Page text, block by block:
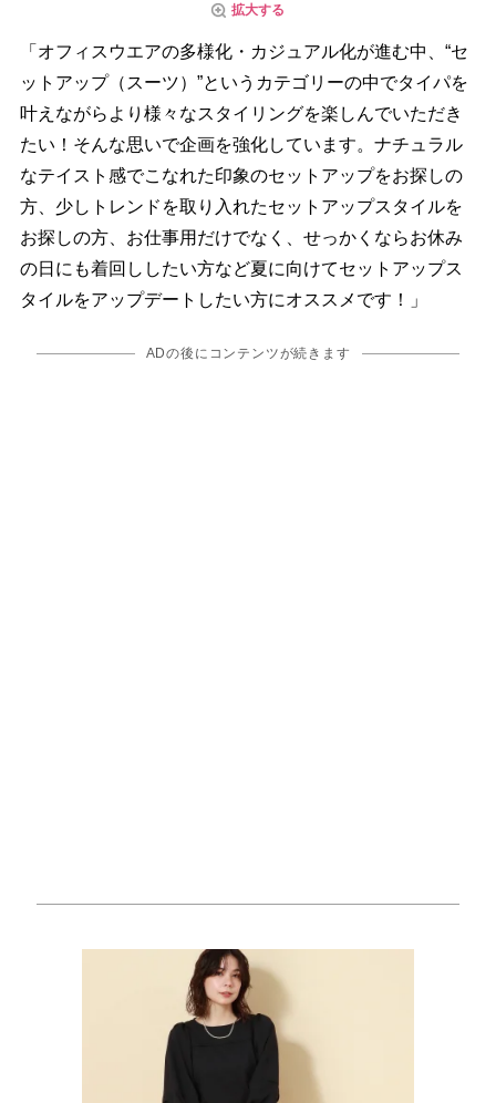
拡大する
「オフィスウエアの多様化・カジュアル化が進む中、“セ
ットアップ（スーツ）”というカテゴリーの中でタイパを
叶えながらより様々なスタイリングを楽しんでいただき
たい！そんな思いで企画を強化しています。ナチュラル
なテイスト感でこなれた印象のセットアップをお探しの
方、少しトレンドを取り入れたセットアップスタイルを
お探しの方、お仕事用だけでなく、せっかくならお休み
の日にも着回ししたい方など夏に向けてセットアップス
タイルをアップデートしたい方にオススメです！」
ADの後にコンテンツが続きます